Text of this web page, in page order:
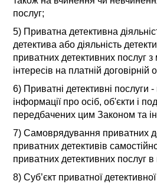
послуг;
5) Приватна детективна
детектива або діяльність
приватних детективних послуг
інтересів на платній
6) Приватні детективні послуги
інформації про осіб, об'єкти і
передбачених цим Законом та
7) Самоврядування приватних
приватних детективів
приватних детективних послуг в
8) Суб’єкт приватної